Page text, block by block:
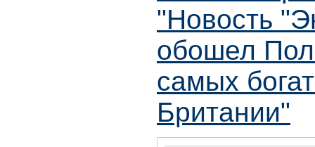
"Новость
обошел
самых
Британии"